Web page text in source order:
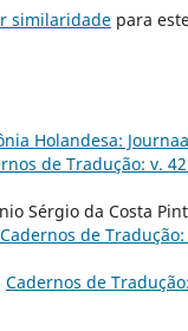
similaridade para
Holandesa:
de Tradução: v.
Sérgio da Costa
Cadernos de
Cadernos de